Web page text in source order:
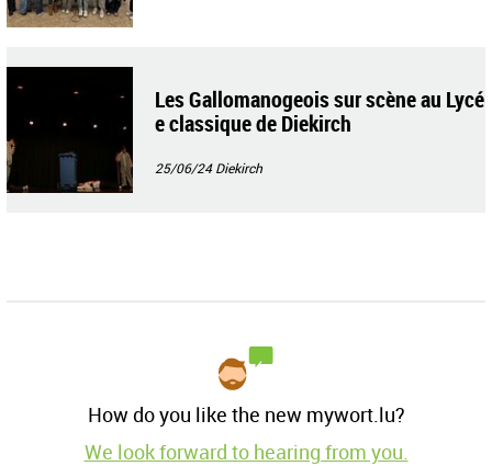
Les Gallomanogeois sur scène au Lycé
e classique de Diekirch
25/06/24Diekirch
How do you like the new mywort.lu?
We look forward to hearing from you.